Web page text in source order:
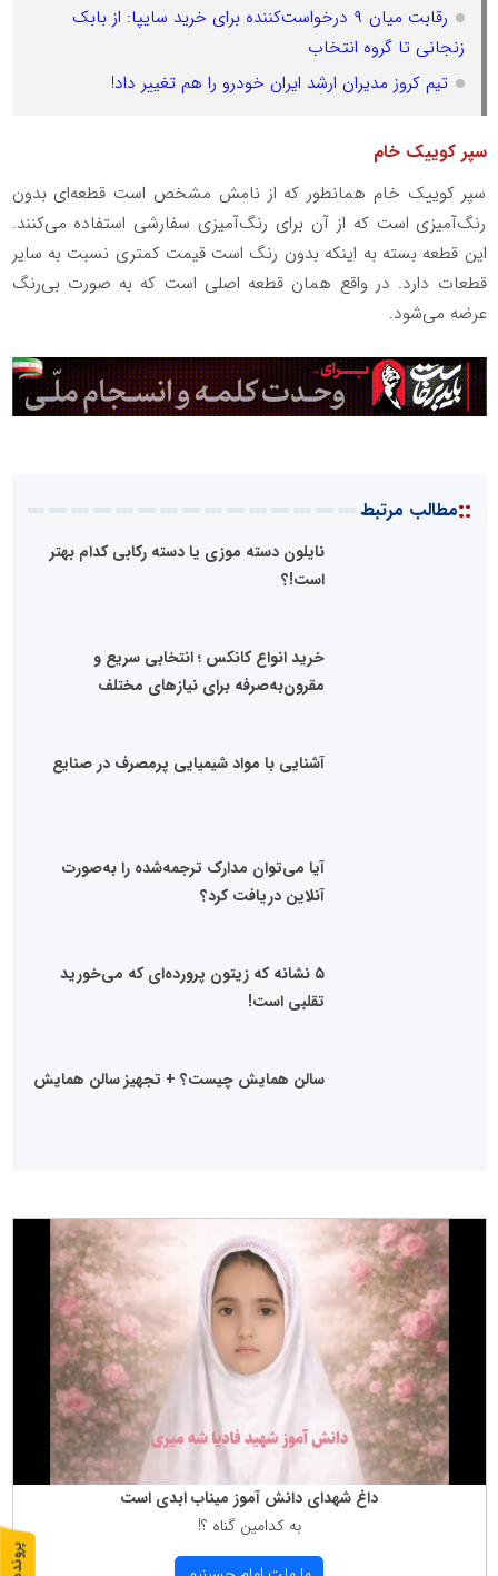
رقابت میان ۹ درخواست‌کننده برای خرید سایپا: از بابک
زنجانی تا گروه انتخاب
تیم کروز مدیران ارشد ایران خودرو را هم تغییر داد!
سپر کوییک خام
سپر کوییک خام همانطور که از نامش مشخص است قطعه‌ای بدون
رنگ‌آمیزی است که از آن برای رنگ‌آمیزی سفارشی استفاده می‌کنند.
این قطعه بسته به اینکه بدون رنگ است قیمت کمتری نسبت به سایر
قطعات دارد. در واقع همان قطعه اصلی است که به صورت بی‌رنگ
عرضه می‌شود.
::مطالب مرتبط
نایلون دسته موزی یا دسته رکابی کدام بهتر
است!؟
خرید انواع کانکس ؛ انتخابی سریع و
مقرون‌به‌صرفه برای نیازهای مختلف
آشنایی با مواد شیمیایی پرمصرف در صنایع
آیا می‌توان مدارک ترجمه‌شده را به‌صورت
آنلاین دریافت کرد؟
۵ نشانه که زیتون پرورده‌ای که می‌خورید
تقلبی است!
سالن همایش چیست؟ + تجهیز سالن همایش
داغ شهدای دانش آموز میناب ابدی است
به كدامین گناه ؟!
پ
1